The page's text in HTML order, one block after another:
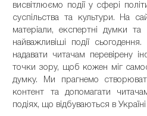
висвітлюємо події у сфері
суспільства та культури. На
матеріали, експертні думки
найважливіші події
надавати читачам перевірену
точки зору, щоб кожен міг
думку. Ми прагнемо
контент та допомагати
подіях, що відбуваються в Україні